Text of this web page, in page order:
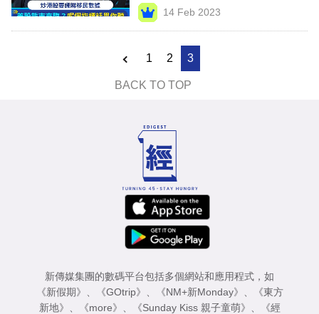
14 Feb 2023
1 2 3
BACK TO TOP
新傳媒集團的數碼平台包括多個網站和應用程式，如
《新假期》
《GOtrip》 《NM+新Monday》
《東方
新地》
《more》 《Sunday Kiss 親子童萌》
《經